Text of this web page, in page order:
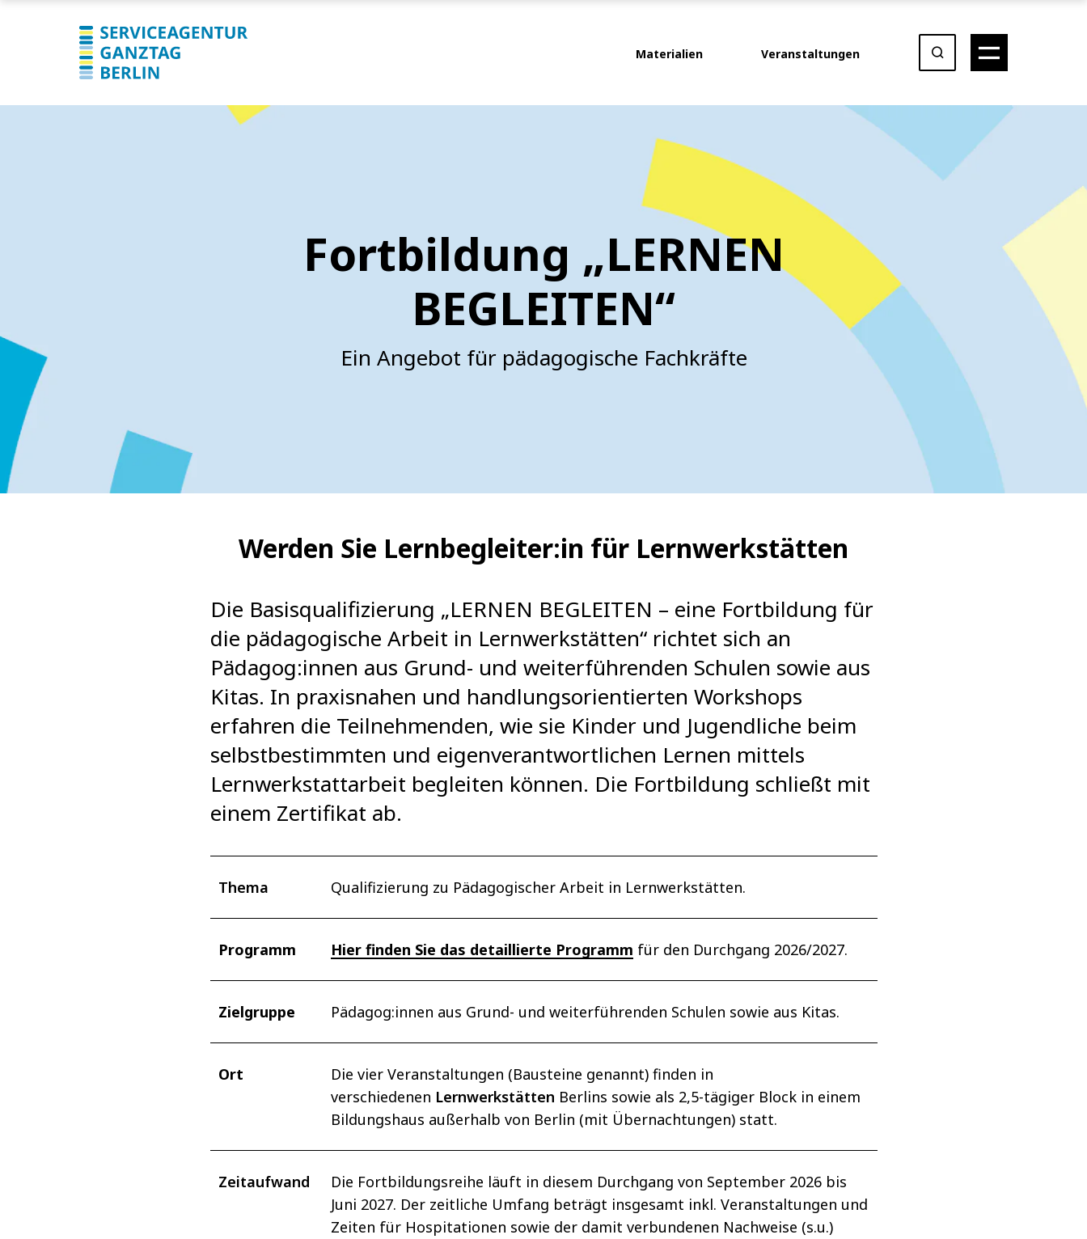
Materialien Veranstaltungen
Fortbildung „LERNEN
BEGLEITEN“
Ein Angebot für pädagogische Fachkräfte
Werden Sie Lernbegleiter:in für Lernwerkstätten
Die Basisqualifizierung „LERNEN BEGLEITEN – eine Fortbildung für
die pädagogische Arbeit in Lernwerkstätten“ richtet sich an
Pädagog:innen aus Grund- und weiterführenden Schulen sowie aus
Kitas. In praxisnahen und handlungsorientierten Workshops
erfahren die Teilnehmenden, wie sie Kinder und Jugendliche beim
selbstbestimmten und eigenverantwortlichen Lernen mittels
Lernwerkstattarbeit begleiten können. Die Fortbildung schließt mit
einem Zertifikat ab.
Thema Qualifizierung zu Pädagogischer Arbeit in Lernwerkstätten.
Programm Hier finden Sie das detaillierte Programm für den Durchgang 2026/2027.
Zielgruppe Pädagog:innen aus Grund- und weiterführenden Schulen sowie aus Kitas.
Ort
Die vier Veranstaltungen (Bausteine genannt) finden in
verschiedenen Lernwerkstätten Berlins sowie als 2,5-tägiger Block in einem
Bildungshaus außerhalb von Berlin (mit Übernachtungen) statt.
Zeitaufwand Die Fortbildungsreihe läuft in diesem Durchgang von September 2026 bis
Juni 2027. Der zeitliche Umfang beträgt insgesamt inkl. Veranstaltungen und
Zeiten für Hospitationen sowie der damit verbundenen Nachweise (s.u.)